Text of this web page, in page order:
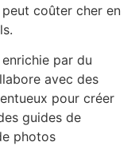
coûter cher en
par du
avec des
pour créer
guides de
photos